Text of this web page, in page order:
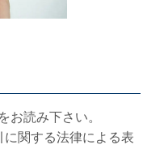
をお読み下さい。
に関する法律による表